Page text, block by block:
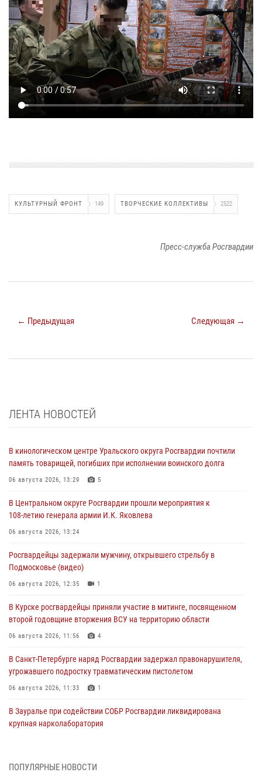
КУЛЬТУРНЫЙ ФРОНТ 149 ТВОРЧЕСКИЕ КОЛЛЕКТИВЫ 2522
Пресс-служба Росгвардии
← Предыдущая Следующая →
ЛЕНТА НОВОСТЕЙ
В кинологическом центре Уральского округа Росгвардии почтили
память товарищей, погибших при исполнении воинского долга
06 августа 2026, 13:29 5
В Центральном округе Росгвардии прошли мероприятия к
108‑летию генерала армии И.К. Яковлева
06 августа 2026, 13:24
Росгвардейцы задержали мужчину, открывшего стрельбу в
Подмосковье (видео)
06 августа 2026, 12:35 1
В Курске росгвардейцы приняли участие в митинге, посвященном
второй годовщине вторжения ВСУ на территорию области
06 августа 2026, 11:56 4
В Санкт-Петербурге наряд Росгвардии задержал правонарушителя,
угрожавшего подростку травматическим пистолетом
06 августа 2026, 11:33 1
В Зауралье при содействии СОБР Росгвардии ликвидирована
крупная нарколаборатория
В Москве росгвардейцы задержали троих мужчин, устроивших
ПОПУЛЯРНЫЕ НОВОСТИ